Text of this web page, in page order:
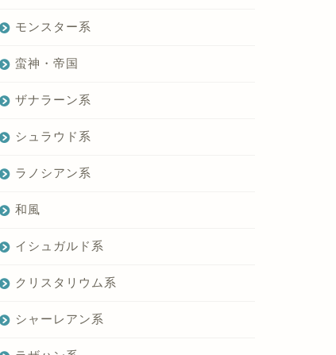
モンスター系
蛮神・帝国
ザナラーン系
シュラウド系
ラノシアン系
和風
イシュガルド系
クリスタリウム系
シャーレアン系